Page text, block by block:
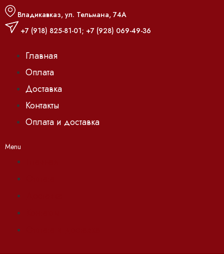
Владикавказ, ул. Тельмана, 74А
+7 (918) 825-81-01; +7 (928) 069-49-36
Главная
Оплата
Доставка
Контакты
Оплата и доставка
Menu